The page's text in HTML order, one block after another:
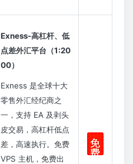
Exness-高杠杆、低
点差外汇平台（1:20
00）
Exness 是全球十大
零售外汇经纪商之
一，支持 EA 及剥头
皮交易，高杠杆低点
差，高速执行。免费
VPS 主机，免费出
免
费